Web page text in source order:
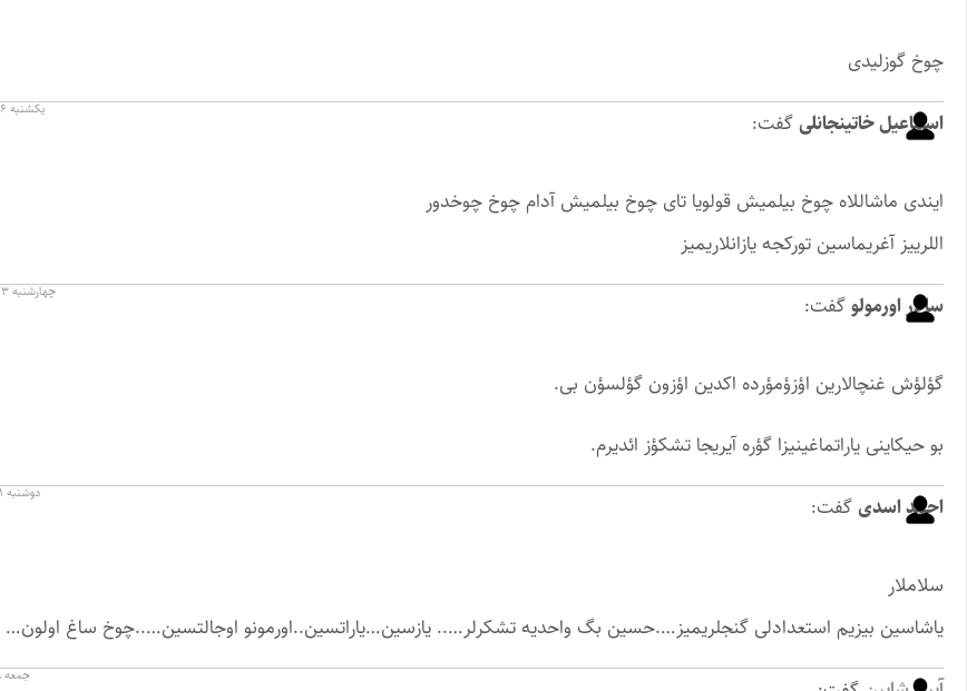
چوخ گوزلیدی
اسماعیل خاتینجانلیگفت: یکشنبه ۱۶ تیر ۱۳۹۲ در ۲۰:۰۷
ایندی ماشاللاه چوخ بیلمیش قولویا تای چوخ بیلمیش آدام چوخ چوخدور
اللرییز آغریماسین تورکجه یازانلاریمیز
سالار اورمولوگفت: چهارشنبه ۱۳ دی ۱۳۹۱ در ۱۶:۵۲
گؤلؤش غنچالارین اؤزؤمؤرده اکدین اؤزون گؤلسؤن بی.
بو حیکاینی یاراتماغینیزا گؤره آیریجا تشکؤز ائدیرم.
احمد اسدیگفت: دوشنبه ۱۱ دی ۱۳۹۱ در ۰۰:۴۹
سلاملار
یاشاسین بیزیم استعدادلی گنجلریمیز….حسین بگ واحدیه تشکرلر….. یازسین…یاراتسین..اورمونو اوجالتسین…..چوخ ساغ اولون…
جمعه ۸ دی ۱۳۹۱ در ۱۹:۱۲